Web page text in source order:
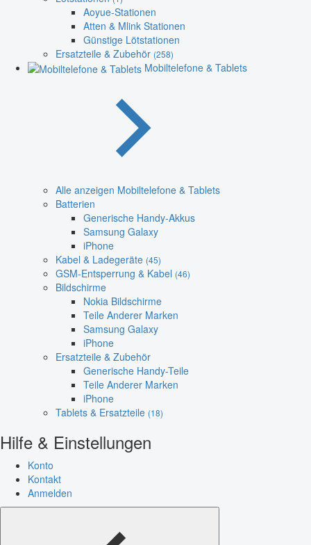
Aoyue-Stationen
Atten & Mlink Stationen
Günstige Lötstationen
Ersatzteile & Zubehör (258)
Mobiltelefone & Tablets
Alle anzeigen Mobiltelefone & Tablets
Batterien
Generische Handy-Akkus
Samsung Galaxy
iPhone
Kabel & Ladegeräte (45)
GSM-Entsperrung & Kabel (46)
Bildschirme
Nokia Bildschirme
Teile Anderer Marken
Samsung Galaxy
iPhone
Ersatzteile & Zubehör
Generische Handy-Teile
Teile Anderer Marken
iPhone
Tablets & Ersatzteile (18)
Hilfe & Einstellungen
Konto
Kontakt
Anmelden